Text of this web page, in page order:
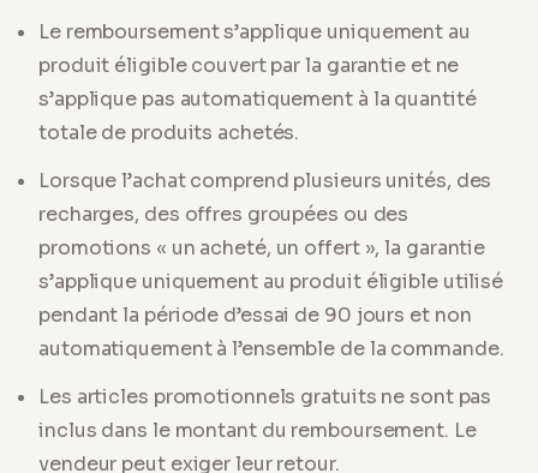
Le remboursement s’applique uniquement au
produit éligible couvert par la garantie et ne
s’applique pas automatiquement à la quantité
totale de produits achetés.
Lorsque l’achat comprend plusieurs unités, des
recharges, des offres groupées ou des
promotions « un acheté, un offert », la garantie
s’applique uniquement au produit éligible utilisé
pendant la période d’essai de 90 jours et non
automatiquement à l’ensemble de la commande.
Les articles promotionnels gratuits ne sont pas
inclus dans le montant du remboursement. Le
vendeur peut exiger leur retour.